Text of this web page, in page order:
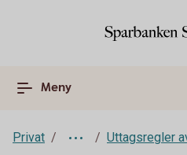
Meny
Privat
Uttagsregler